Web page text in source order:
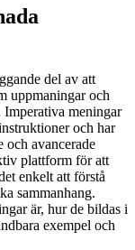
del av att
uppmaningar och
meningar
och har
och avancerade
plattform för att
enkelt att förstå
sammanhang.
är, hur de bildas i
exempel och